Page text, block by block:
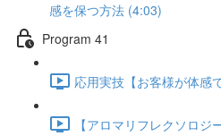
感を保つ方法 (4:03)
Program 41
応用実技【お客様が体感
【アロマリフレクソロ